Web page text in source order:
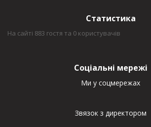
Статистика
На сайті 883 гостя та 0 користувачів
Соціальні мережі
Ми у соцмережах
Звязок з директором